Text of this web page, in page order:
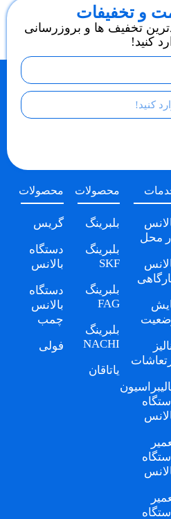
و تخفیفات
تخفیف ها و بروزرسانی
کنید!
محل
محصولات
بلبرینگ
بلبرینگ
SKF
بلبرینگ
FAG
بلبرینگ
NACHI
یاتاقان
محصولات
گریس
دستگاه
بالانس
دستگاه
بالانس
چمب
فولی